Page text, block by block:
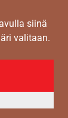
siinä
valitaan.